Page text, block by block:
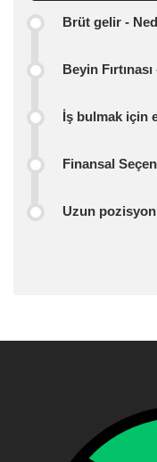
Brüt gelir -
Beyin
İş bulmak için
Finansal
Uzun pozisyon